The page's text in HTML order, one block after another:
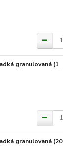
granulovaná (1
granulovaná (20